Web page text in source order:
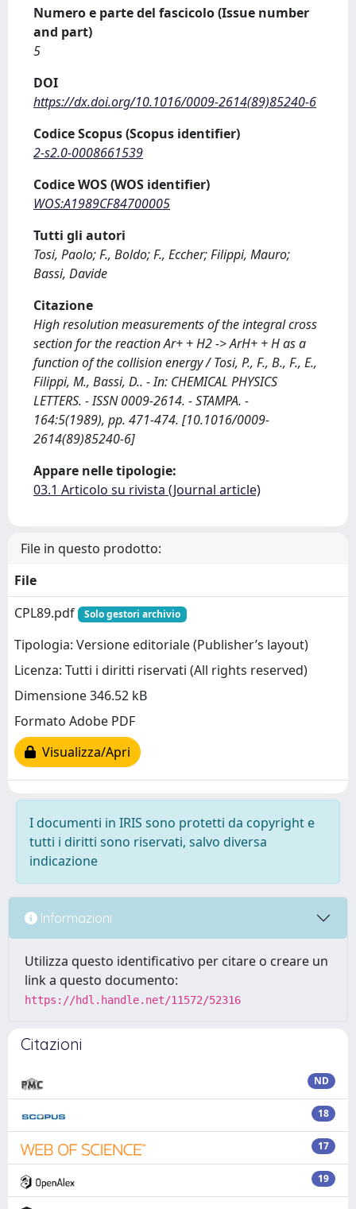
Numero e parte del fascicolo (Issue number
and part)
5
DOI
https://dx.doi.org/10.1016/0009-2614(89)85240-6
Codice Scopus (Scopus identifier)
2-s2.0-0008661539
Codice WOS (WOS identifier)
WOS:A1989CF84700005
Tutti gli autori
Tosi, Paolo; F., Boldo; F., Eccher; Filippi, Mauro;
Bassi, Davide
Citazione
High resolution measurements of the integral cross
section for the reaction Ar+ + H2 -> ArH+ + H as a
function of the collision energy / Tosi, P., F., B., F., E.,
Filippi, M., Bassi, D.. - In: CHEMICAL PHYSICS
LETTERS. - ISSN 0009-2614. - STAMPA. -
164:5(1989), pp. 471-474. [10.1016/0009-
2614(89)85240-6]
Appare nelle tipologie:
03.1 Articolo su rivista (Journal article)
File in questo prodotto:
File
CPL89.pdf
Solo gestori archivio
Tipologia: Versione editoriale (Publisher’s layout)
Licenza: Tutti i diritti riservati (All rights reserved)
Dimensione 346.52 kB
Formato Adobe PDF
Visualizza/Apri
I documenti in IRIS sono protetti da copyright e
tutti i diritti sono riservati, salvo diversa
indicazione
Informazioni
Utilizza questo identificativo per citare o creare un
link a questo documento:
https://hdl.handle.net/11572/52316
Citazioni
ND
18
17
19